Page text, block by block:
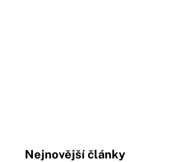
Nejnovější články